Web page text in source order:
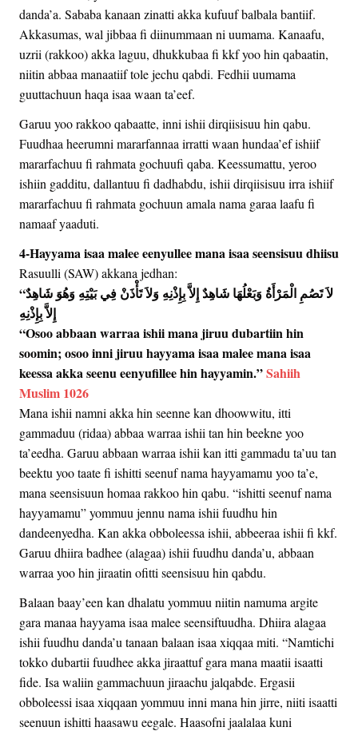
danda’a. Sababa kanaan zinatti akka kufuuf balbala bantiif.
Akkasumas, wal jibbaa fi diinummaan ni uumama. Kanaafu,
uzrii (rakkoo) akka laguu, dhukkubaa fi kkf yoo hin qabaatin,
niitin abbaa manaatiif tole jechu qabdi. Fedhii uumama
guuttachuun haqa isaa waan ta’eef.
Garuu yoo rakkoo qabaatte, inni ishii dirqiisisuu hin qabu.
Fuudhaa heerumni mararfannaa irratti waan hundaa’ef ishiif
mararfachuu fi rahmata gochuufi qaba. Keessumattu, yeroo
ishiin gadditu, dallantuu fi dadhabdu, ishii dirqiisisuu irra ishiif
mararfachuu fi rahmata gochuun amala nama garaa laafu fi
namaaf yaaduti.
4-Hayyama isaa malee eenyullee mana isaa seensisuu dhiisu
Rasuulli (SAW) akkana jedhan:
“‏ لاَ تَصُمِ الْمَرْأَةُ وَبَعْلُهَا شَاهِدٌ إِلاَّ بِإِذْنِهِ وَلاَ تَأْذَنْ فِي بَيْتِهِ وَهُوَ شَاهِدٌ
إِلاَّ بِإِذْنِهِ
“Osoo abbaan warraa ishii mana jiruu dubartiin hin
soomin; osoo inni jiruu hayyama isaa malee mana isaa
keessa akka seenu eenyufillee hin hayyamin.”Sahiih
Muslim 1026
Mana ishii namni akka hin seenne kan dhoowwitu, itti
gammaduu (ridaa) abbaa warraa ishii tan hin beekne yoo
ta’eedha. Garuu abbaan warraa ishii kan itti gammadu ta’uu tan
beektu yoo taate fi ishitti seenuf nama hayyamamu yoo ta’e,
mana seensisuun homaa rakkoo hin qabu. “ishitti seenuf nama
hayyamamu” yommuu jennu nama ishii fuudhu hin
dandeenyedha. Kan akka obboleessa ishii, abbeeraa ishii fi kkf.
Garuu dhiira badhee (alagaa) ishii fuudhu danda’u, abbaan
warraa yoo hin jiraatin ofitti seensisuu hin qabdu.
Balaan baay’een kan dhalatu yommuu niitin namuma argite
gara manaa hayyama isaa malee seensiftuudha. Dhiira alagaa
ishii fuudhu danda’u tanaan balaan isaa xiqqaa miti. “Namtichi
tokko dubartii fuudhee akka jiraattuf gara mana maatii isaatti
fide. Isa waliin gammachuun jiraachu jalqabde. Ergasii
obboleessi isaa xiqqaan yommuu inni mana hin jirre, niiti isaatti
seenuun ishitti haasawu eegale. Haasofni jaalalaa kuni